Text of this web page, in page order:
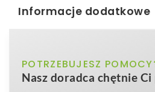
znakomity wybór, gdy szukasz
jednocześnie swobodnego
Informacje dodatkowe
Kolor
biały, brazowy,
fioletowy, niebieski,
POTRZEBUJESZ
Nasz doradca chętnie Ci